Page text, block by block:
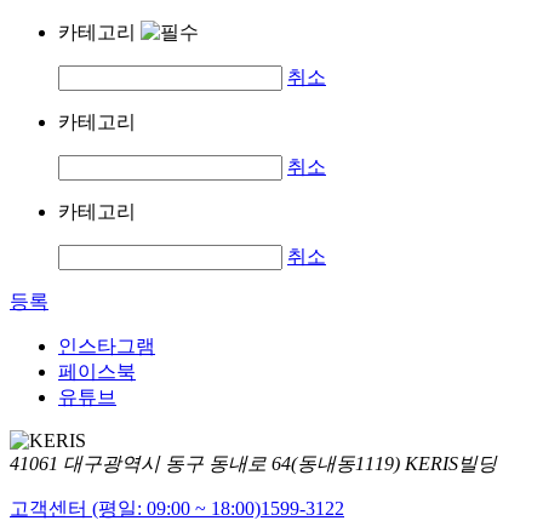
카테고리
취소
카테고리
취소
카테고리
취소
등록
인스타그램
페이스북
유튜브
41061 대구광역시 동구 동내로 64(동내동1119) KERIS빌딩
고객센터 (평일: 09:00 ~ 18:00)1599-3122